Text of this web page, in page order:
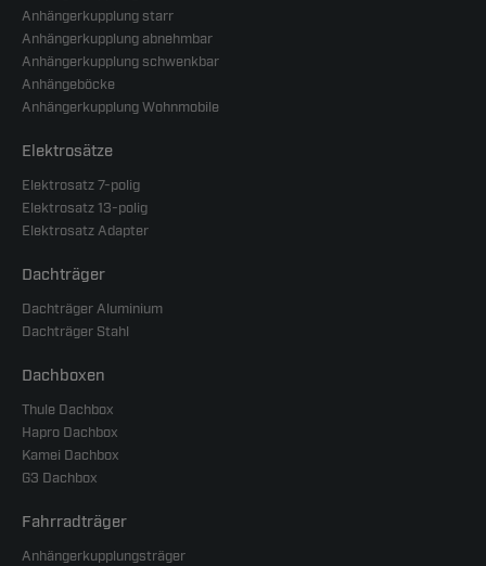
Anhängerkupplung starr
Anhängerkupplung abnehmbar
Anhängerkupplung schwenkbar
Anhängeböcke
Anhängerkupplung Wohnmobile
Elektrosätze
Elektrosatz 7-polig
Elektrosatz 13-polig
Elektrosatz Adapter
Dachträger
Dachträger Aluminium
Dachträger Stahl
Dachboxen
Thule Dachbox
Hapro Dachbox
Kamei Dachbox
G3 Dachbox
Fahrradträger
Anhängerkupplungsträger